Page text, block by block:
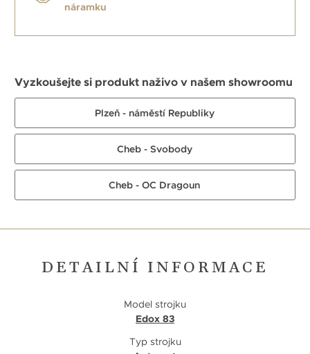
náramku
Vyzkoušejte si produkt naživo v našem showroomu
Plzeň - náměstí Republiky
Cheb - Svobody
Cheb - OC Dragoun
DETAILNÍ INFORMACE
Model strojku
Edox 83
Typ strojku